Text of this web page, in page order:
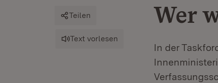
Wer
In der
Teilen
Text vorlesen